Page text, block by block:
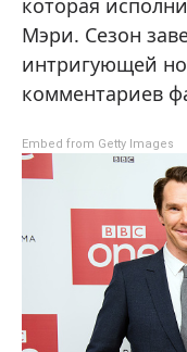
которая
Мэри. Сезон
интригующей
комментариев
Embed from Getty Images